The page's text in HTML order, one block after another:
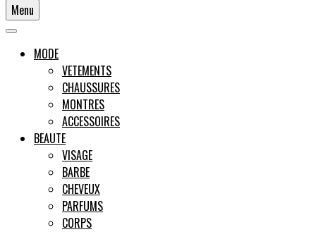
Pas si
Un guide pour l'homme moderne
Menu
MODE
VETEMENTS
CHAUSSURES
MONTRES
ACCESSOIRES
BEAUTE
VISAGE
BARBE
CHEVEUX
PARFUMS
CORPS